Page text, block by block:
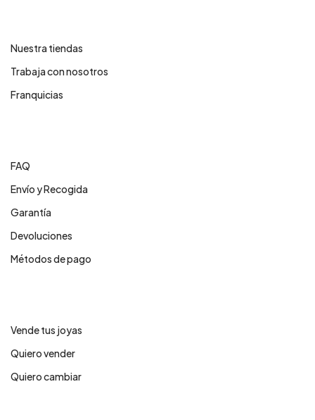
Nuestra tiendas
Trabaja con nosotros
Franquicias
FAQ
Envío y Recogida
Garantía
Devoluciones
Métodos de pago
Vende tus joyas
Quiero vender
Quiero cambiar